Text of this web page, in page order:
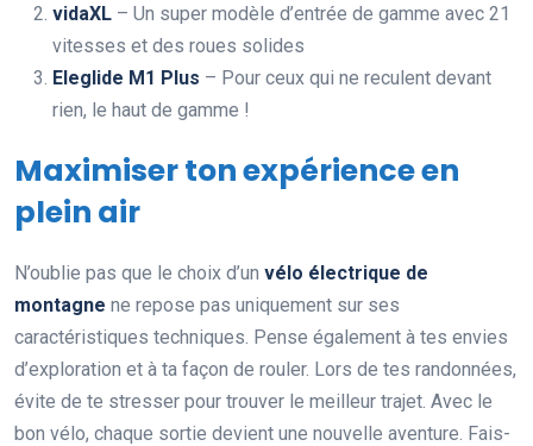
vidaXL – Un super modèle d’entrée de gamme avec 21
vitesses et des roues solides
Eleglide M1 Plus – Pour ceux qui ne reculent devant
rien, le haut de gamme !
Maximiser ton expérience en
plein air
N’oublie pas que le choix d’un vélo électrique de
montagne ne repose pas uniquement sur ses
caractéristiques techniques. Pense également à tes envies
d’exploration et à ta façon de rouler. Lors de tes randonnées,
évite de te stresser pour trouver le meilleur trajet. Avec le
bon vélo, chaque sortie devient une nouvelle aventure. Fais-